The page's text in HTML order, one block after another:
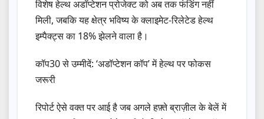
विशेष हेल्थ अडॉप्टेशन प्रोजेक्ट को अब तक फंडिंग नहीं
मिली, जबकि यह क्षेत्र भविष्य के क्लाइमेट-रिलेटेड हेल्थ
इम्पैक्ट्स का 18% झेलने वाला है।
कॉप30 से उम्मीदें: ‘अडॉप्टेशन कॉप’ में हेल्थ पर फोकस
जरूरी
रिपोर्ट ऐसे वक्त पर आई है जब अगले हफ़्ते ब्राज़ील के बेलें में